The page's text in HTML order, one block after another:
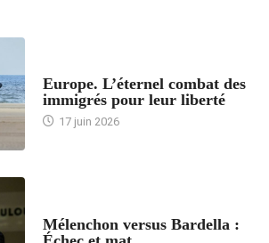
Europe. L’éternel combat des
immigrés pour leur liberté
17 juin 2026
Mélenchon versus Bardella :